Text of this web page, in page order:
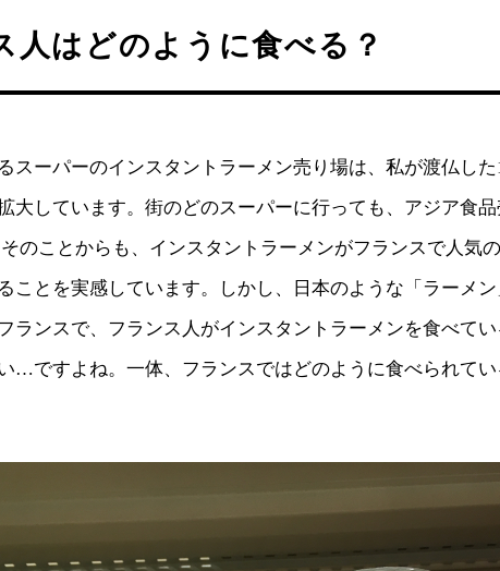
人はどのように食べる？
スーパーのインスタントラーメン売り場は、私が渡仏し
大しています。街のどのスーパーに行っても、アジア食
のことからも、インスタントラーメンがフランスで人気
ことを実感しています。しかし、日本のような「ラーメ
ランスで、フランス人がインスタントラーメンを食べて
…ですよね。一体、フランスではどのように食べられて